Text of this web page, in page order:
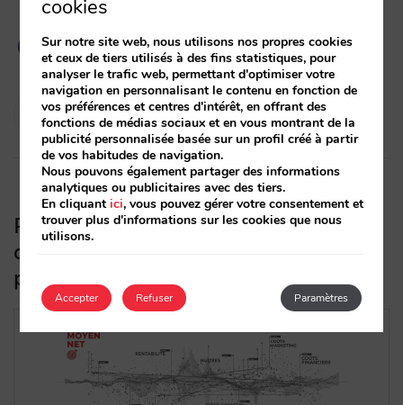
Pablo Sánchez
15/02/2023
Prix moyen net : l’indicateur majeur
de votre distribution auquel vous
prêtez à peine attention
cookies
Sur notre site web, nous utilisons nos propres cookies
et ceux de tiers utilisés à des fins statistiques, pour
analyser le trafic web, permettant d'optimiser votre
navigation en personnalisant le contenu en fonction de
vos préférences et centres d'intérêt, en offrant des
fonctions de médias sociaux et en vous montrant de la
publicité personnalisée basée sur un profil créé à partir
de vos habitudes de navigation.
Nous pouvons également partager des informations
analytiques ou publicitaires avec des tiers.
En cliquantici, vous pouvez gérer votre consentement et
trouver plus d'informations sur les cookies que nous
utilisons.
Accepter Paramètres
Refuser